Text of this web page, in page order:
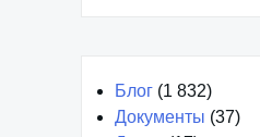
(1 832)
Документы
(37)